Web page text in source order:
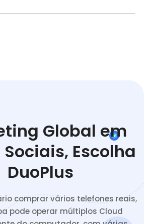
Global em
Escolha
DuoPlus
comprar vários telefones reais,
pode operar múltiplos Cloud